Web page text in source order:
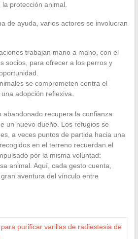
protección animal.
de ayuda, varios actores se involucran
trabajan mano a mano, con el
socios, para ofrecer a los perros y
se comprometen contra el
adopción reflexiva.
abandonado recupera la confianza
un nuevo dueño. Los refugios se
a veces puntos de partida hacia una
en el terreno recuerdan el
por la misma voluntad:
animal. Aquí, cada gesto cuenta,
aventura del vínculo entre
purificar varillas de radiestesia de